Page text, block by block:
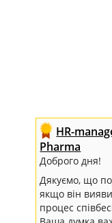
HR-
Pharma
Доброго дня!
Дякуємо, що
якщо він
процес